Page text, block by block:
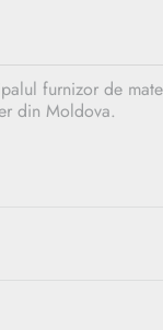
furnizor de
din Moldova.